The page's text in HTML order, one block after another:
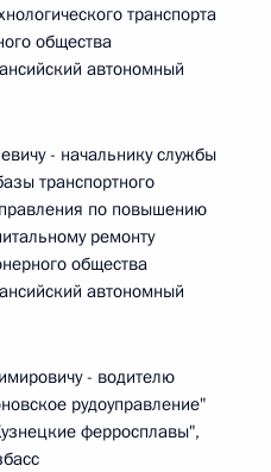
транспорта
общества
автономный
- начальнику службы
транспортного
по повышению
ремонту
общества
автономный
- водителю
рудоуправление"
ферросплавы",